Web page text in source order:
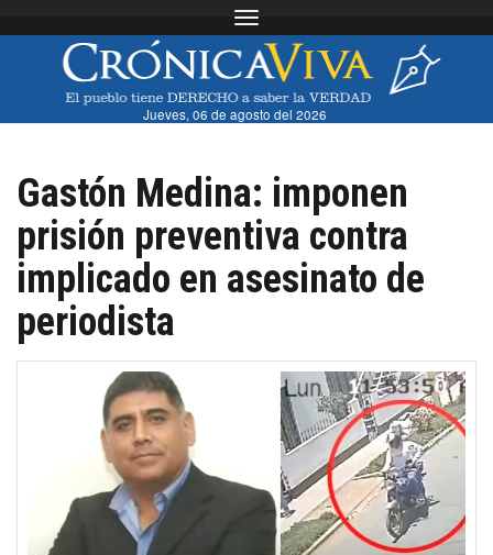
Toggle navigation
Jueves, 06 de agosto del 2026
Gastón Medina: imponen
prisión preventiva contra
implicado en asesinato de
periodista